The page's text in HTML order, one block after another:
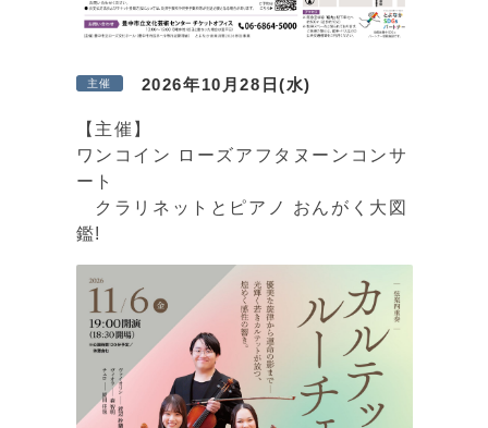
2026年10月28日(水)
主催
【主催】
ワンコイン ローズアフタヌーンコンサ
ート
クラリネットとピアノ おんがく大図
鑑!